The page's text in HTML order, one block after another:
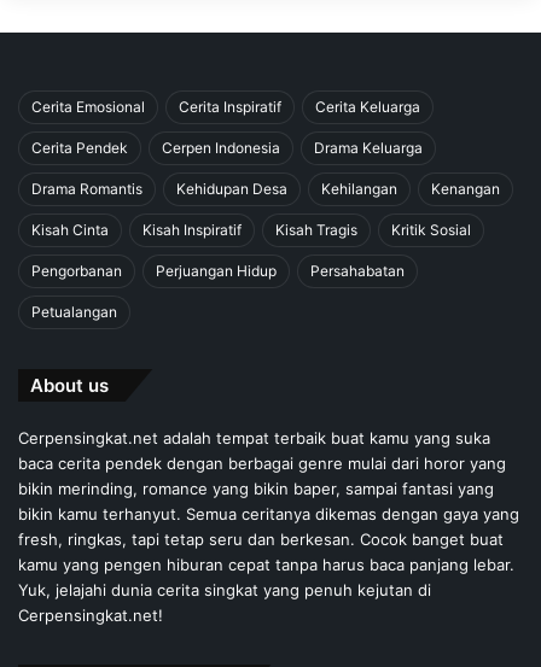
Cerita Emosional Cerita Inspiratif Cerita Keluarga
Cerita Pendek Cerpen Indonesia Drama Keluarga
Drama Romantis Kehidupan Desa Kehilangan Kenangan
Kisah Cinta Kisah Inspiratif Kisah Tragis Kritik Sosial
Pengorbanan Perjuangan Hidup Persahabatan
Petualangan
About us
Cerpensingkat.net adalah tempat terbaik buat kamu yang suka
baca cerita pendek dengan berbagai genre mulai dari horor yang
bikin merinding, romance yang bikin baper, sampai fantasi yang
bikin kamu terhanyut. Semua ceritanya dikemas dengan gaya yang
fresh, ringkas, tapi tetap seru dan berkesan. Cocok banget buat
kamu yang pengen hiburan cepat tanpa harus baca panjang lebar.
Yuk, jelajahi dunia cerita singkat yang penuh kejutan di
Cerpensingkat.net!